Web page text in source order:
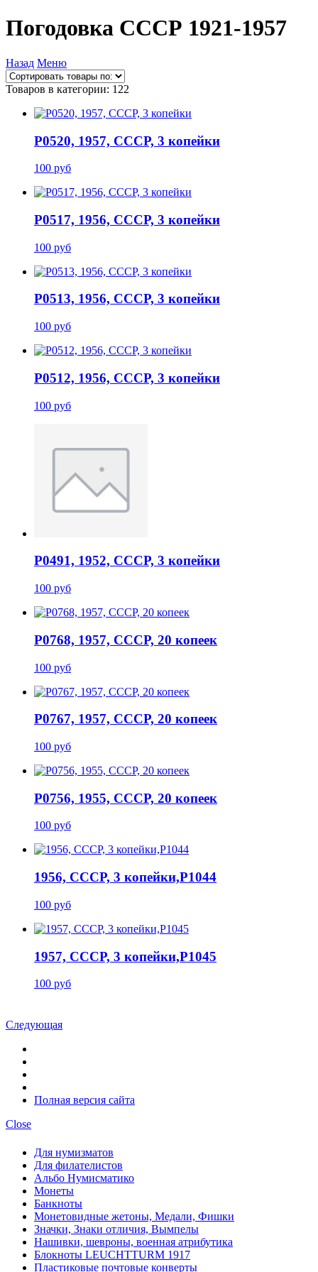
Погодовка СССР 1921-1957
Назад Меню
Товаров в категории: 122
P0520, 1957, СССР, 3 копейки
100 руб
P0517, 1956, СССР, 3 копейки
100 руб
P0513, 1956, СССР, 3 копейки
100 руб
P0512, 1956, СССР, 3 копейки
100 руб
P0491, 1952, СССР, 3 копейки
100 руб
P0768, 1957, СССР, 20 копеек
100 руб
P0767, 1957, СССР, 20 копеек
100 руб
P0756, 1955, СССР, 20 копеек
100 руб
1956, СССР, 3 копейки,P1044
100 руб
1957, СССР, 3 копейки,P1045
100 руб
Следующая
Полная версия сайта
Close
Для нумизматов
Для филателистов
Альбо Нумисматико
Монеты
Банкноты
Монетовидные жетоны, Медали, Фишки
Значки, Знаки отличия, Вымпелы
Нашивки, шевроны, военная атрибутика
Блокноты LEUCHTTURM 1917
Пластиковые почтовые конверты